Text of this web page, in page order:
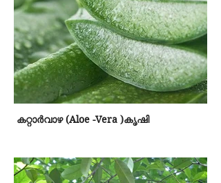
കറ്റാര്‍വാഴ (Aloe -Vera )കൃഷി